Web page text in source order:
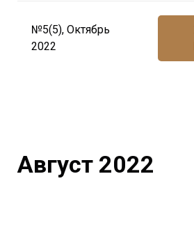
№5(5), Октябрь
2022
Август 2022